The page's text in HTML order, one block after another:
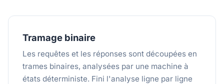
Tramage binaire
Les requêtes et les réponses sont découpées en
trames binaires, analysées par une machine à
états déterministe. Fini l'analyse ligne par ligne